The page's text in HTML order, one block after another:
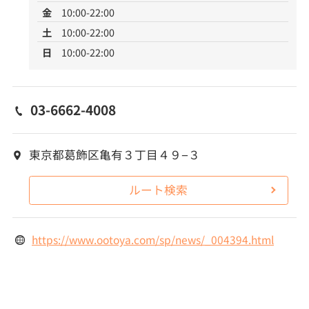
金
10:00-22:00
土
10:00-22:00
日
10:00-22:00
03-6662-4008
東京都葛飾区亀有３丁目４９−３
ルート検索
https://www.ootoya.com/sp/news/_004394.html